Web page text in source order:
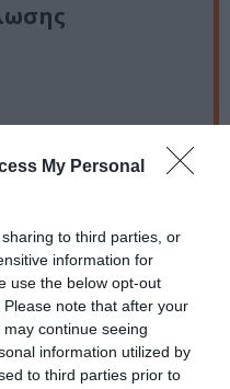
My Personal
to third parties, or
information for
use the below opt-out
note that after your
continue seeing
information utilized by
to third parties prior to
Κόκκαλη, Αθήνα